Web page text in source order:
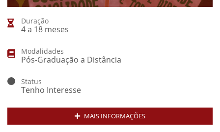
Duração
4 a 18 meses
Modalidades
Pós-Graduação a Distância
Status
Tenho Interesse
MAIS INFORMAÇÕES